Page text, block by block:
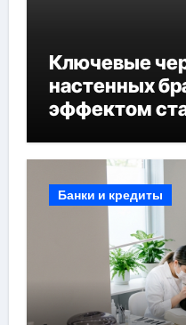
Ключевые
настенных
эффектом
Банки и кредиты